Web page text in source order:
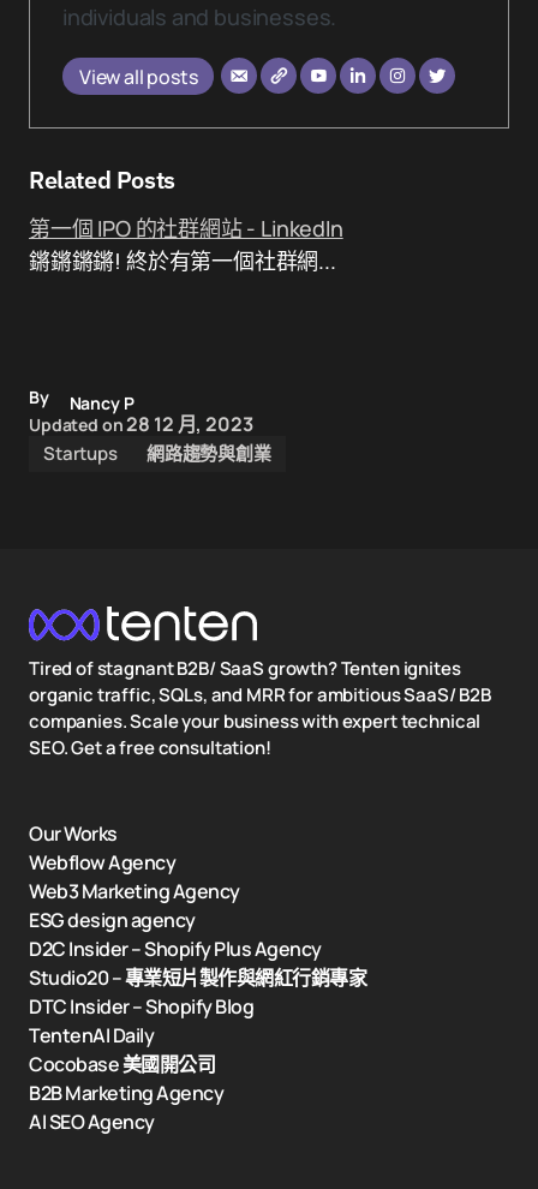
individuals and businesses.
View all posts
Related Posts
第一個 IPO 的社群網站 - LinkedIn
鏘鏘鏘鏘! 終於有第一個社群網...
By
Nancy P
Updated on28 12 月, 2023
Startups 網路趨勢與創業
Tired of stagnant B2B/ SaaS growth? Tenten ignites
organic traffic, SQLs, and MRR for ambitious SaaS/ B2B
companies. Scale your business with expert technical
SEO. Get a free consultation!
Our Works
Webflow Agency
Web3 Marketing Agency
ESG design agency
D2C Insider – Shopify Plus Agency
Studio20 – 專業短片製作與網紅行銷專家
DTC Insider – Shopify Blog
TentenAI Daily
Cocobase 美國開公司
B2B Marketing Agency
AI SEO Agency